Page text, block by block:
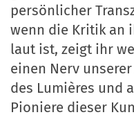
persönlicher
wenn die Kritik an
laut ist, zeigt ihr
einen Nerv
des Lumières und
Pioniere dieser